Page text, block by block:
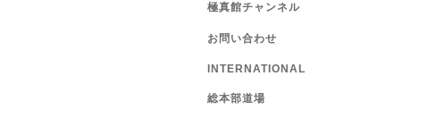
極真館チャンネル
お問い合わせ
INTERNATIONAL
総本部道場